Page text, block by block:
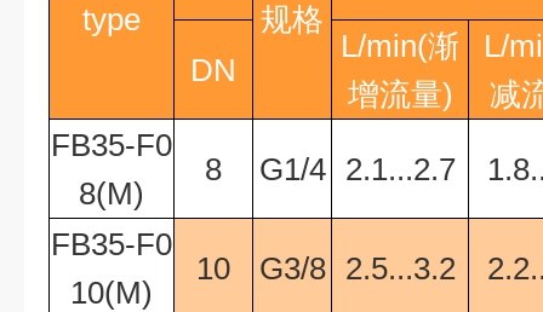
type
规格
DN
L/min(渐
增流量)
L/
减
FB35-F0
8(M)
8 G1/4 2.1...2.7
FB35-F0
10(M)
10 G3/8 2.5...3.2